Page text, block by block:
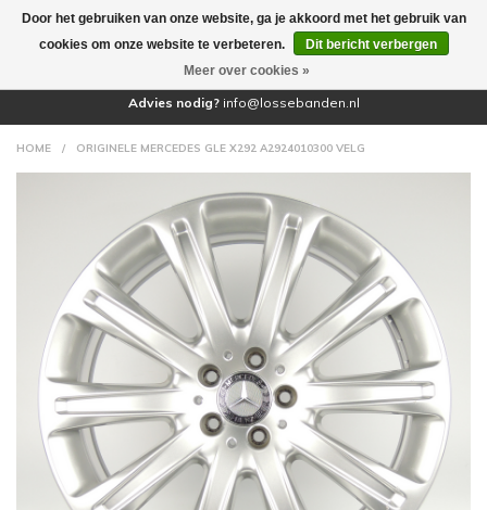
(0)
Advies nodig? info@lossebanden.nl
HOME / ORIGINELE MERCEDES GLE X292 A2924010300 VELG
Door het gebruiken van onze website, ga je akkoord met het gebruik van
cookies om onze website te verbeteren.
Dit bericht verbergen
Meer over cookies »